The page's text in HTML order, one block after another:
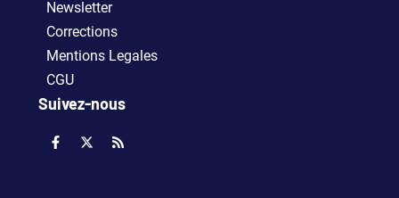
Newsletter
Corrections
Mentions Legales
CGU
Suivez-nous